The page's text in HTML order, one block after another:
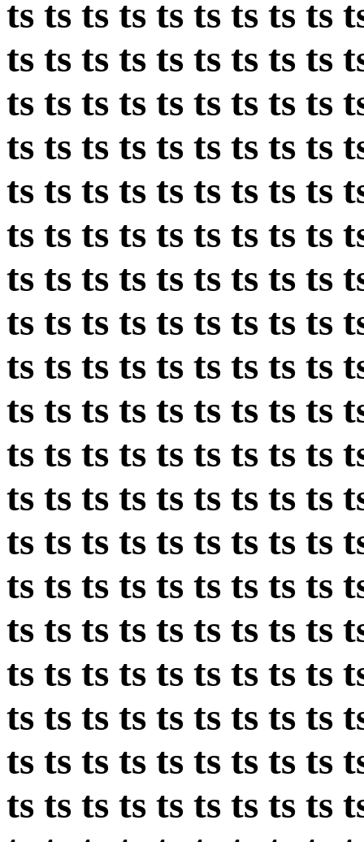
ts ts ts ts ts ts ts ts ts
ts ts ts ts ts ts ts ts ts
ts ts ts ts ts ts ts ts ts
ts ts ts ts ts ts ts ts ts
ts ts ts ts ts ts ts ts ts
ts ts ts ts ts ts ts ts ts
ts ts ts ts ts ts ts ts ts
ts ts ts ts ts ts ts ts ts
ts ts ts ts ts ts ts ts ts
ts ts ts ts ts ts ts ts ts
ts ts ts ts ts ts ts ts ts
ts ts ts ts ts ts ts ts ts
ts ts ts ts ts ts ts ts ts
ts ts ts ts ts ts ts ts ts
ts ts ts ts ts ts ts ts ts
ts ts ts ts ts ts ts ts ts
ts ts ts ts ts ts ts ts ts
ts ts ts ts ts ts ts ts ts
ts ts ts ts ts ts ts ts ts